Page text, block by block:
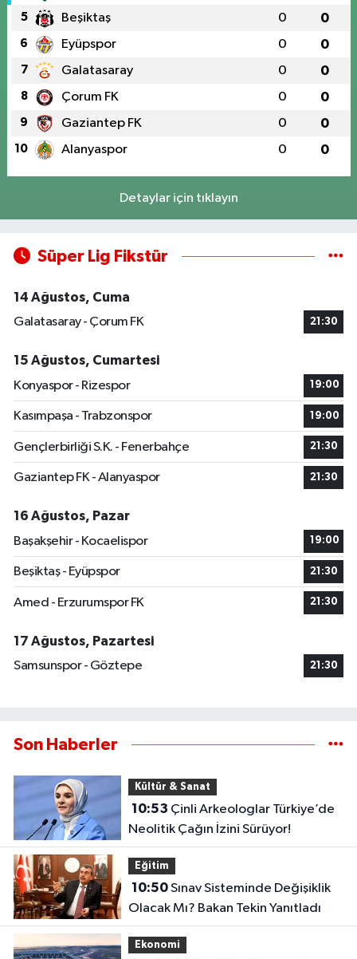
5 Beşiktaş 0 0
6 Eyüpspor 0 0
7 Galatasaray 0 0
8 Çorum FK 0 0
9 Gaziantep FK 0 0
10 Alanyaspor 0 0
Detaylar için tıklayın
Süper Lig Fikstür
14 Ağustos, Cuma
Galatasaray - Çorum FK
21:30
15 Ağustos, Cumartesi
Konyaspor - Rizespor
19:00
Kasımpaşa - Trabzonspor 19:00
Gençlerbirliği S.K. - Fenerbahçe 21:30
Gaziantep FK - Alanyaspor 21:30
16 Ağustos, Pazar
Başakşehir - Kocaelispor
19:00
Beşiktaş - Eyüpspor 21:30
Amed - Erzurumspor FK 21:30
17 Ağustos, Pazartesi
Samsunspor - Göztepe
21:30
Son Haberler
Kültür & Sanat
10:53
Neolitik Çağın İzini Sürüyor!
Eğitim
10:50Sınav Sisteminde Değişiklik
Olacak Mı? Bakan Tekin Yanıtladı
Ekonomi